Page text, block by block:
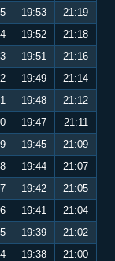
19:53
21:19
19:52
21:18
19:51
21:16
19:49
21:14
19:48
21:12
19:47
21:11
19:45
21:09
19:44
21:07
19:42
21:05
19:41
21:04
19:39
21:02
19:38
21:00